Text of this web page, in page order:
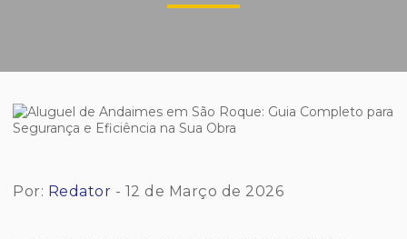
Por: Redator - 12 de Março de 2026